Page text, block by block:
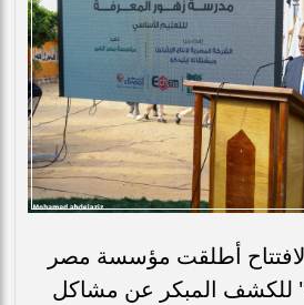
أطلقت مؤسسة مصر
للكشف المبكر عن مشاكل